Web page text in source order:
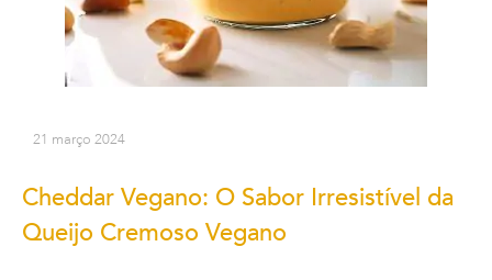
21 março 2024
Cheddar Vegano: O Sabor Irresistível da
Queijo Cremoso Vegano